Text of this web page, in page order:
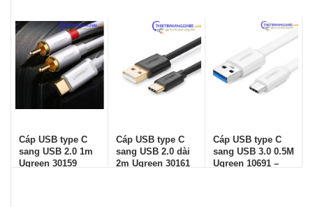
Cáp USB type C
sang USB 2.0 1m
Ugreen 30159
Cáp USB type C
sang USB 2.0 dài
2m Ugreen 30161
Cáp USB type C
sang USB 3.0 0.5M
Ugreen 10691 –